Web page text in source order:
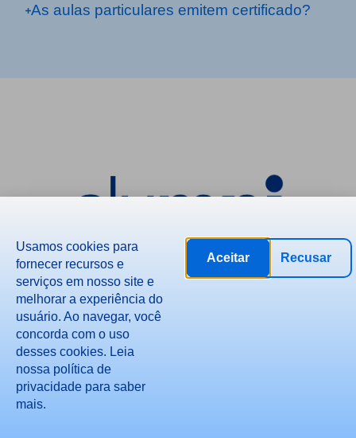
As aulas particulares emitem certificado?
Política de Privacidade
Usamos cookies para
fornecer recursos e
serviços em nosso site e
melhorar a experiência do
usuário. Ao navegar, você
concorda com o uso
desses cookies. Leia
nossa política de
privacidade para saber
mais.
Aceitar Recusar